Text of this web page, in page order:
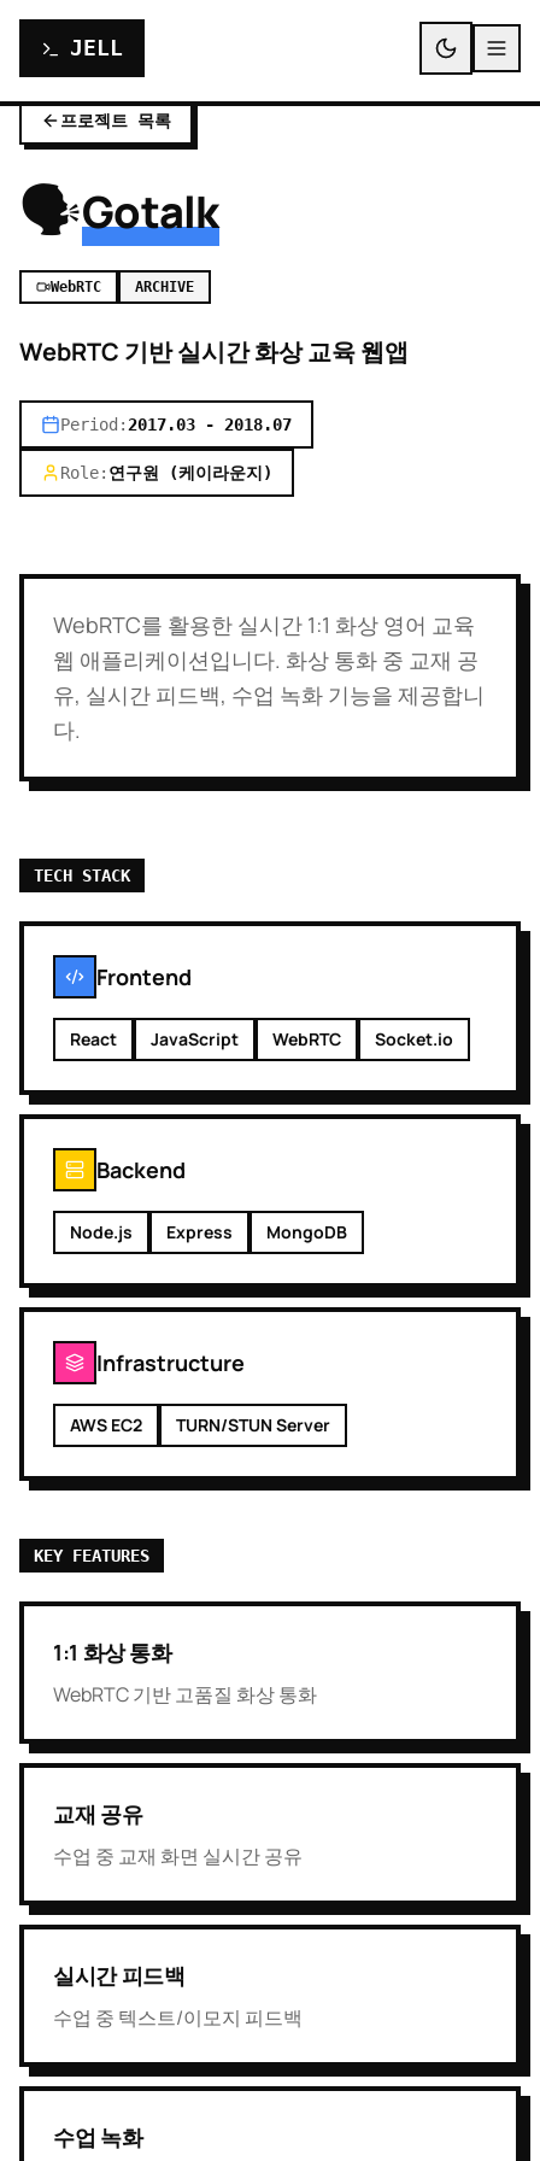
JELL
프로젝트 목록
🗣️Gotalk
WebRTC ARCHIVE
WebRTC 기반 실시간 화상 교육 웹앱
Period: 2017.03 - 2018.07
Role: 연구원 (케이라운지)
WebRTC를 활용한 실시간 1:1 화상 영어 교육
웹 애플리케이션입니다. 화상 통화 중 교재 공
유, 실시간 피드백, 수업 녹화 기능을 제공합니
다.
TECH STACK
Frontend
React JavaScript WebRTC Socket.io
Backend
Node.js Express MongoDB
Infrastructure
AWS EC2 TURN/STUN Server
KEY FEATURES
1:1 화상 통화
WebRTC 기반 고품질 화상 통화
교재 공유
수업 중 교재 화면 실시간 공유
실시간 피드백
수업 중 텍스트/이모지 피드백
수업 녹화